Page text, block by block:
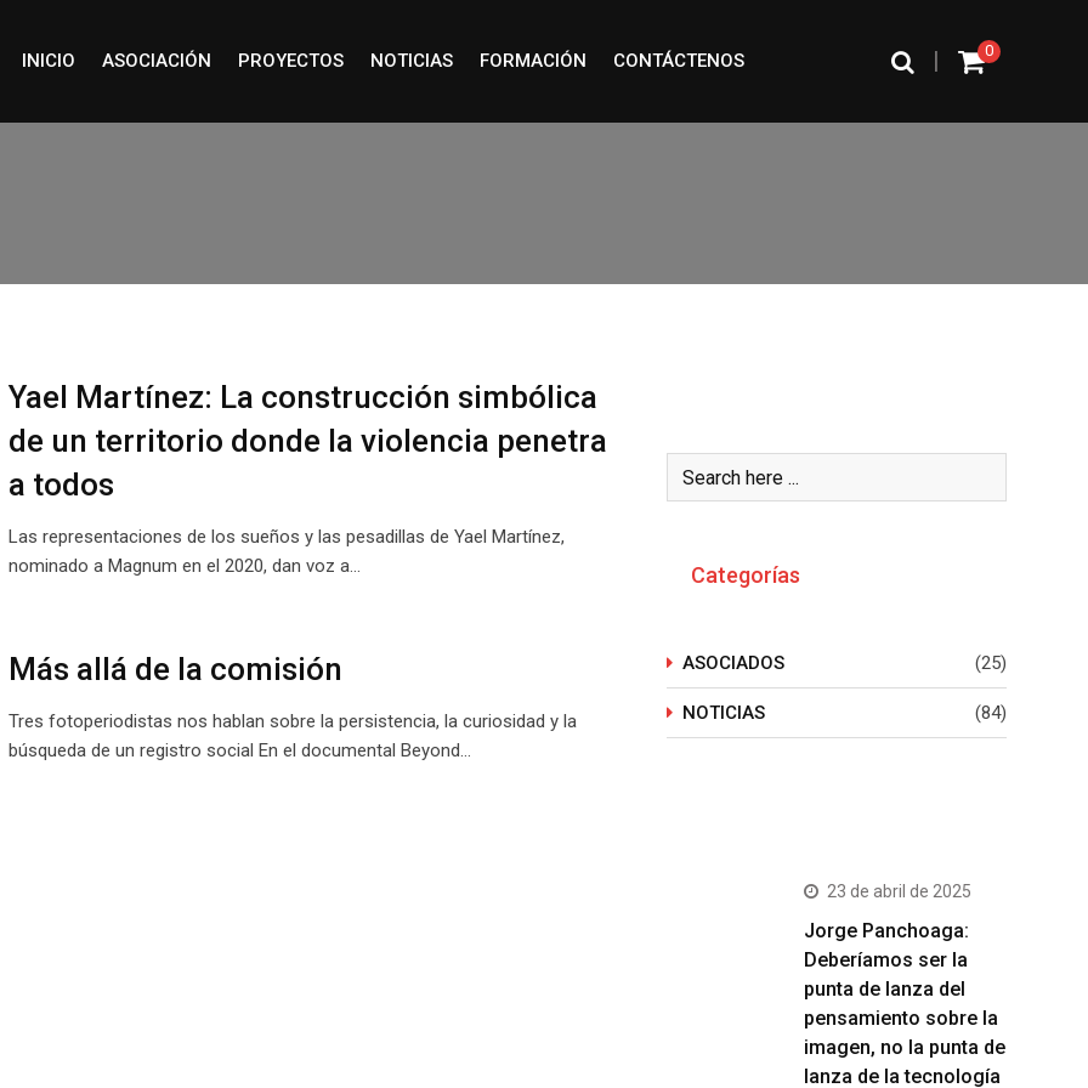
INICIO ASOCIACIÓN PROYECTOS NOTICIAS FORMACIÓN CONTÁCTENOS 0
|
Yael Martínez: La construcción simbólica
de un territorio donde la violencia penetra
a todos
Las representaciones de los sueños y las pesadillas de Yael Martínez,
nominado a Magnum en el 2020, dan voz a…
Más allá de la comisión
Tres fotoperiodistas nos hablan sobre la persistencia, la curiosidad y la
búsqueda de un registro social En el documental Beyond…
Categorías
ASOCIADOS (25)
NOTICIAS (84)
23 de abril de 2025
Jorge Panchoaga:
Deberíamos ser la
punta de lanza del
pensamiento sobre la
imagen, no la punta de
lanza de la tecnología